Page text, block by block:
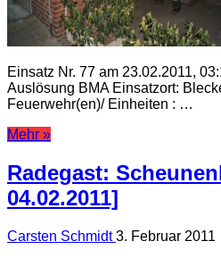
Einsatz Nr. 77 am 23.02.2011,
Auslösung BMA Einsatzort:
Feuerwehr(en)/ Einheiten : …
Mehr »
Radegast:
04.02.2011]
Carsten Schmidt3. Februar 2011